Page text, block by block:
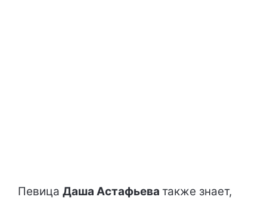
Певица Даша Астафьева также знает,